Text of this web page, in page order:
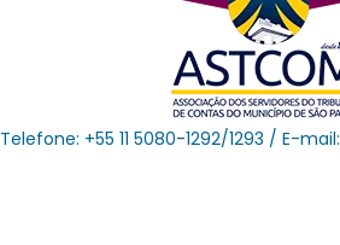
Telefone: +55 11 5080-1292/1293 / E-mail: